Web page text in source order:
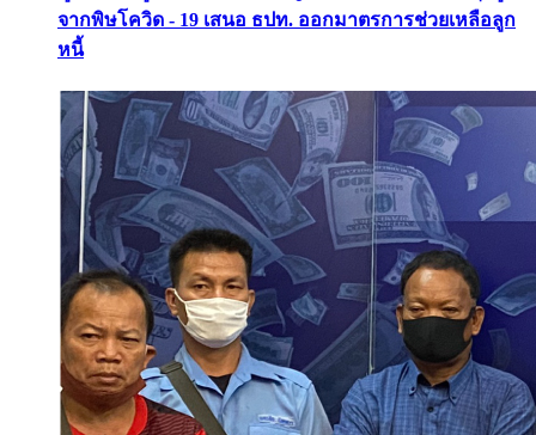
จากพิษโควิด - 19 เสนอ ธปท. ออกมาตรการช่วยเหลือลูก
หนี้